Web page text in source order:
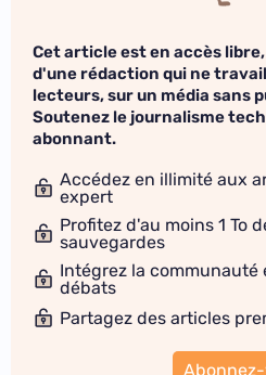
Cet article est en accès
d'une rédaction qui ne
lecteurs, sur un média sans
Soutenez le journalisme
abonnant.
Accédez en illimité aux
expert
Profitez d'au moins 1 To
sauvegardes
Intégrez la communauté
débats
Partagez des articles